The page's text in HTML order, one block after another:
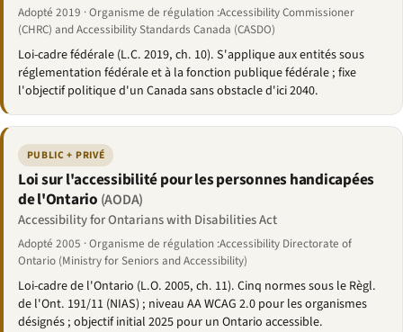
Adopté 2019 · Organisme de régulation :Accessibility Commissioner
(CHRC) and Accessibility Standards Canada (CASDO)
Loi-cadre fédérale (L.C. 2019, ch. 10). S'applique aux entités sous
réglementation fédérale et à la fonction publique fédérale ; fixe
l'objectif politique d'un Canada sans obstacle d'ici 2040.
PUBLIC + PRIVÉ
Loi sur l'accessibilité pour les personnes handicapées
de l'Ontario (AODA)
Accessibility for Ontarians with Disabilities Act
Adopté 2005 · Organisme de régulation :Accessibility Directorate of
Ontario (Ministry for Seniors and Accessibility)
Loi-cadre de l'Ontario (L.O. 2005, ch. 11). Cinq normes sous le Règl.
de l'Ont. 191/11 (NIAS) ; niveau AA WCAG 2.0 pour les organismes
désignés ; objectif initial 2025 pour un Ontario accessible.